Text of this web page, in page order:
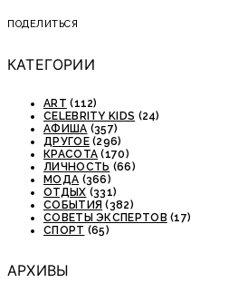
ПОДЕЛИТЬСЯ
КАТЕГОРИИ
ART (112)
CELEBRITY KIDS (24)
АФИША (357)
ДРУГОЕ(296)
КРАСОТА (170)
ЛИЧНОСТЬ (66)
МОДА (366)
ОТДЫХ (331)
СОБЫТИЯ (382)
СОВЕТЫ ЭКСПЕРТОВ (17)
СПОРТ (65)
АРХИВЫ